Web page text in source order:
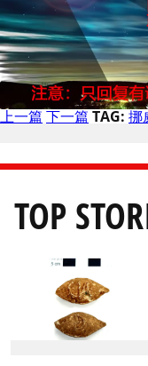
上一篇 下一篇 TAG: 挪
TOP